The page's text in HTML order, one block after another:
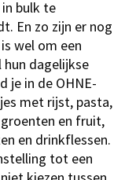
bulk te
En zo zijn er nog
wel om een
hun dagelijkse
je in de OHNE-
met rijst, pasta,
en fruit,
en drinkflessen.
tot een